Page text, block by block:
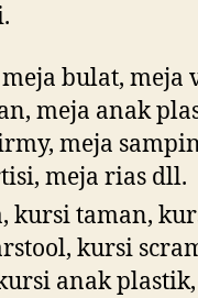
bulat, meja
meja anak
meja
meja rias dll.
kursi taman,
kursi
anak